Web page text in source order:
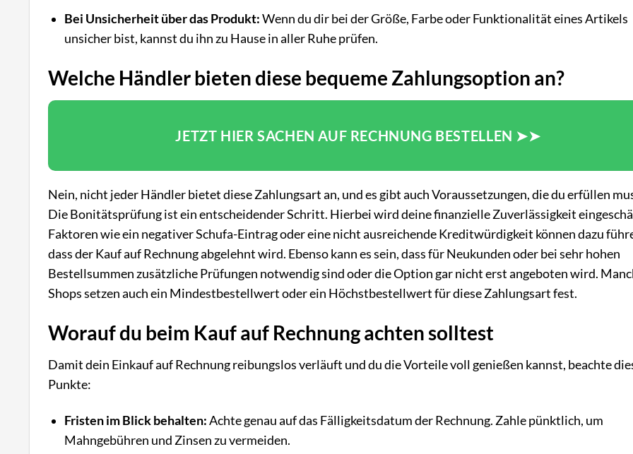
Bei Unsicherheit über das Produkt:Wenn du dir bei der Größe, Farbe oder Funktionalität eines Artikels
unsicher bist, kannst du ihn zu Hause in aller Ruhe prüfen.
Welche Händler bieten diese bequeme Zahlungsoption an?
JETZT HIER SACHEN AUF RECHNUNG BESTELLEN ➤➤
Nein, nicht jeder Händler bietet diese Zahlungsart an, und es gibt auch Voraussetzungen, die du erfüllen
Die Bonitätsprüfung ist ein entscheidender Schritt. Hierbei wird deine finanzielle Zuverlässigkeit
Faktoren wie ein negativer Schufa-Eintrag oder eine nicht ausreichende Kreditwürdigkeit können dazu
dass der Kauf auf Rechnung abgelehnt wird. Ebenso kann es sein, dass für Neukunden oder bei sehr hohen
Bestellsummen zusätzliche Prüfungen notwendig sind oder die Option gar nicht erst angeboten wird.
Shops setzen auch ein Mindestbestellwert oder ein Höchstbestellwert für diese Zahlungsart fest.
Worauf du beim Kauf auf Rechnung achten solltest
Damit dein Einkauf auf Rechnung reibungslos verläuft und du die Vorteile voll genießen kannst, beachte
Punkte:
Fristen im Blick behalten:Achte genau auf das Fälligkeitsdatum der Rechnung. Zahle pünktlich, um
Mahngebühren und Zinsen zu vermeiden.